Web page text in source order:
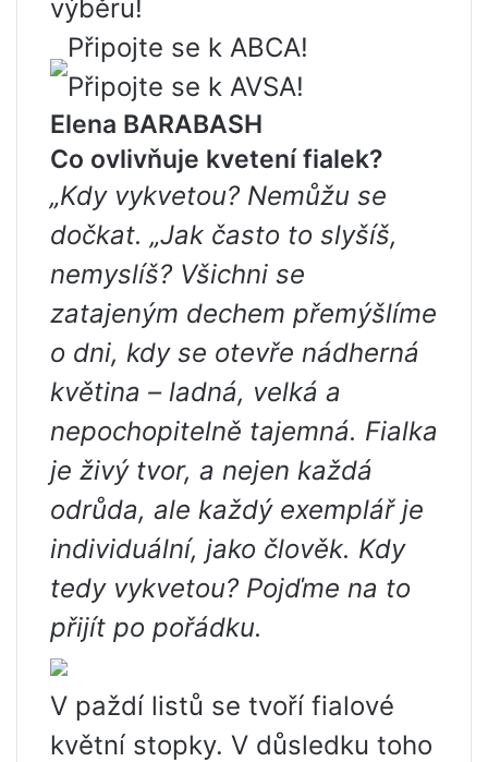
výběru!
Připojte se k ABCA!
Připojte se k AVSA!
Elena BARABASH
Co ovlivňuje kvetení fialek?
„Kdy vykvetou? Nemůžu se
dočkat. „Jak často to slyšíš,
nemyslíš? Všichni se
zatajeným dechem přemýšlíme
o dni, kdy se otevře nádherná
květina – ladná, velká a
nepochopitelně tajemná. Fialka
je živý tvor, a nejen každá
odrůda, ale každý exemplář je
individuální, jako člověk. Kdy
tedy vykvetou? Pojďme na to
přijít po pořádku.
V paždí listů se tvoří fialové
květní stopky. V důsledku toho